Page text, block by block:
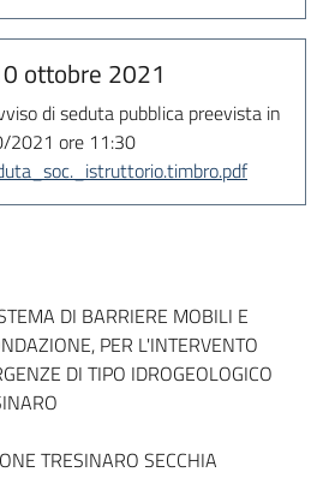
ottobre 2021
di seduta pubblica preevista in
2021 ore 11:30
DI BARRIERE MOBILI E
PER L'INTERVENTO
DI TIPO IDROGEOLOGICO
TRESINARO SECCHIA